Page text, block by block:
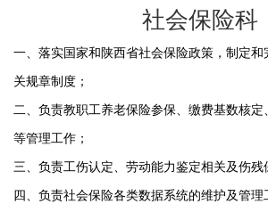
社会保险科
一、落实国家和陕西省社会保险政策，制定和
关规章制度；
二、负责教职工养老保险参保、缴费基数核
等管理工作；
三、负责工伤认定、劳动能力鉴定相关及伤残
四、负责社会保险各类数据系统的维护及管理